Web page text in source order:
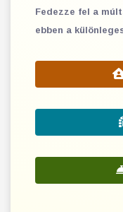
Fedezze fel a
ebben a